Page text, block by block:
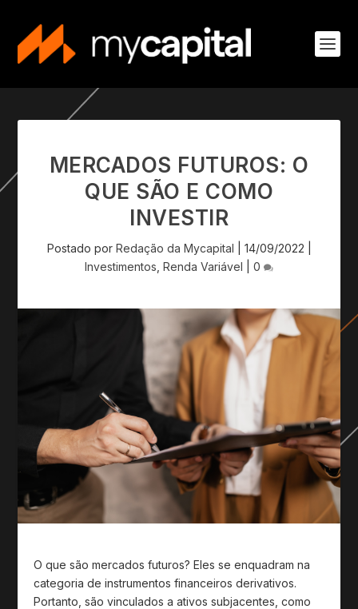
MERCADOS FUTUROS: O
QUE SÃO E COMO
INVESTIR
Postado por Redação da Mycapital 14/09/2022
Investimentos Renda Variável 0
O que são mercados futuros? Eles se enquadram na
categoria de instrumentos financeiros derivativos.
Portanto, são vinculados a ativos subjacentes, como